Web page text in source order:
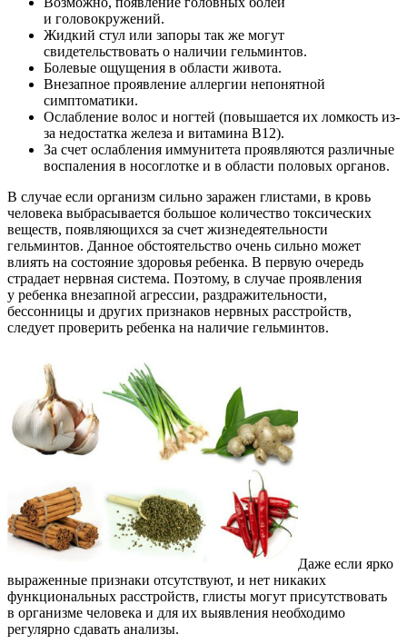
и головокружений.
Жидкий стул или запоры так же могут
свидетельствовать о наличии гельминтов.
Болевые ощущения в области живота.
Внезапное проявление аллергии непонятной
симптоматики.
Ослабление волос и ногтей (повышается их ломкость из-
за недостатка железа и витамина В12).
За счет ослабления иммунитета проявляются различные
воспаления в носоглотке и в области половых органов.
В случае если организм сильно заражен глистами, в кровь
человека выбрасывается большое количество токсических
веществ, появляющихся за счет жизнедеятельности
гельминтов. Данное обстоятельство очень сильно может
влиять на состояние здоровья ребенка. В первую очередь
страдает нервная система. Поэтому, в случае проявления
у ребенка внезапной агрессии, раздражительности,
бессонницы и других признаков нервных расстройств,
следует проверить ребенка на наличие гельминтов.
Даже если ярко
выраженные признаки отсутствуют, и нет никаких
функциональных расстройств, глисты могут присутствовать
в организме человека и для их выявления необходимо
регулярно сдавать анализы.